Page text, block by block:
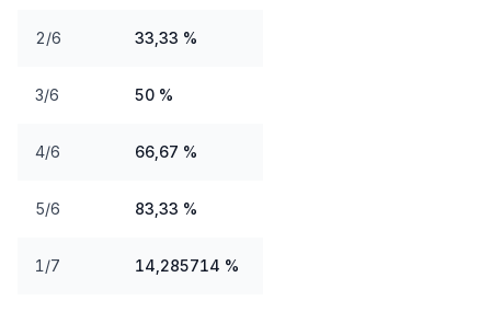
2/6 33,33 %
3/6 50 %
4/6 66,67 %
5/6 83,33 %
1/7 14,285714 %